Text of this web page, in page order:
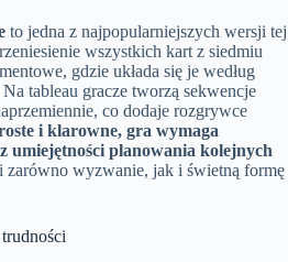
to jedna z najpopularniejszych wersji tej
wszystkich kart z siedmiu
gdzie układa się je według
tableau gracze tworzą sekwencje
co dodaje rozgrywce
i klarowne, gra wymaga
umiejętności planowania kolejnych
zarówno wyzwanie, jak i świetną formę